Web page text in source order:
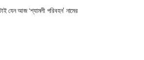
যেন আজ ‘শ্যামলী পরিবহন’ নামের